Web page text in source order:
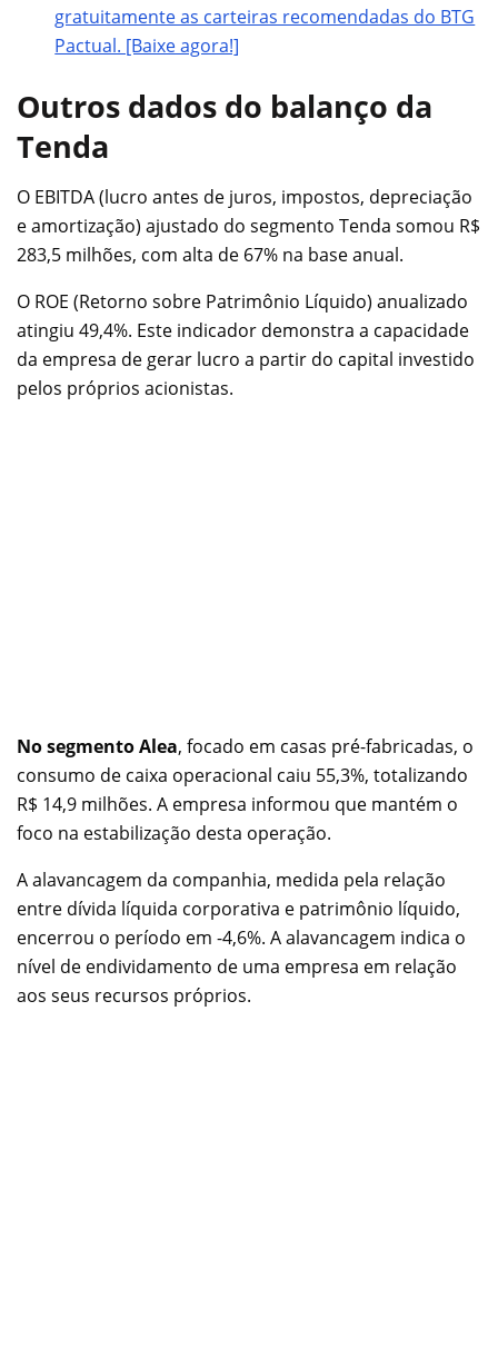
gratuitamente as carteiras recomendadas do BTG
Pactual. [Baixe agora!]
Outros dados do balanço da
Tenda
O EBITDA (lucro antes de juros, impostos, depreciação
e amortização) ajustado do segmento Tenda somou R$
283,5 milhões, com alta de 67% na base anual.
O ROE (Retorno sobre Patrimônio Líquido) anualizado
atingiu 49,4%. Este indicador demonstra a capacidade
da empresa de gerar lucro a partir do capital investido
pelos próprios acionistas.
No segmento Alea, focado em casas pré-fabricadas, o
consumo de caixa operacional caiu 55,3%, totalizando
R$ 14,9 milhões. A empresa informou que mantém o
foco na estabilização desta operação.
A alavancagem da companhia, medida pela relação
entre dívida líquida corporativa e patrimônio líquido,
encerrou o período em -4,6%. A alavancagem indica o
nível de endividamento de uma empresa em relação
aos seus recursos próprios.